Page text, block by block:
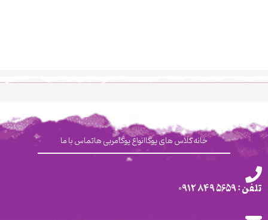
خانهکلاس های یوگاانواع یوگامربی هاتماس با ما
تلفن : 5659 849 0912